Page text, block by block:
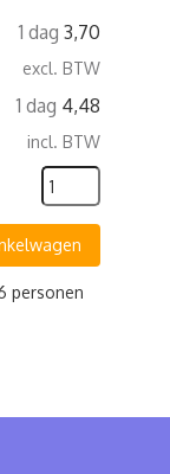
1 dag 3,70
excl. BTW
1 dag 4,48
incl. BTW
personen